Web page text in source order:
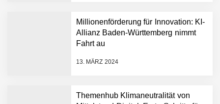
Millionenförderung für Innovation: KI-
Allianz Baden-Württemberg nimmt
Fahrt au
13. MÄRZ 2024
Themenhub Klimaneutralität von
Plattform zu beschleunigen
NEURA Robotics und
Amazon Web Services
starten strategische
AI breit auszurollen
Humanoider Roboter bringt